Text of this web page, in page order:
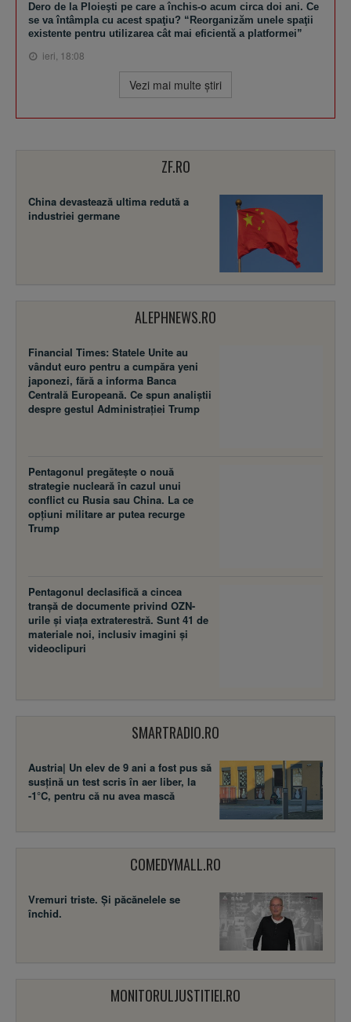
Dero de la Ploieşti pe care a închis-o acum circa doi ani. Ce
se va întâmpla cu acest spaţiu? “Reorganizăm unele spaţii
existente pentru utilizarea cât mai eficientă a platformei”
ieri, 18:08
Vezi mai multe ştiri
ZF.RO
China devastează ultima redută a
industriei germane
ALEPHNEWS.RO
Financial Times: Statele Unite au
vândut euro pentru a cumpăra yeni
japonezi, fără a informa Banca
Centrală Europeană. Ce spun analiștii
despre gestul Administrației Trump
Pentagonul pregătește o nouă
strategie nucleară în cazul unui
conflict cu Rusia sau China. La ce
opțiuni militare ar putea recurge
Trump
urile și viața extraterestră. Sunt 41 de
materiale noi, inclusiv imagini și
videoclipuri
-1°C, pentru că nu avea mască
COMEDYMALL.RO
MONITORULJUSTITIEI.RO
aceeaşi adresă, iar o persoană va